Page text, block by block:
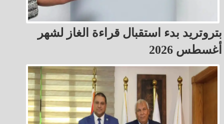
بتروتريد بدء استقبال قراءة الغاز لشهر
أغسطس 2026